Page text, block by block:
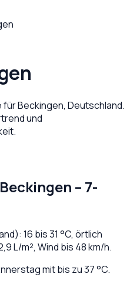
fürBeckingen, Deutschland.
und
Beckingen – 7-
): 16 bis31 °C, örtlich
L/m², Wind bis 48km/h.
mit bis zu 37 °C.